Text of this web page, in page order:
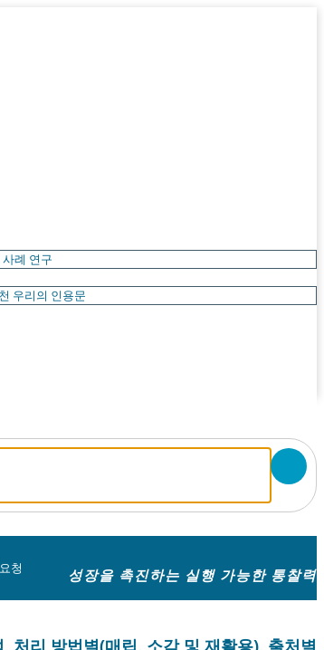
사례 연구
우리의 인용문
청 성장을 촉진하는 실행 가능한 통찰력
처리 방법별(매립, 소각 및 재활용), 출처별